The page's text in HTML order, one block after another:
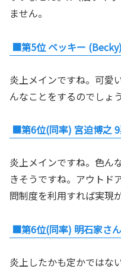
ません。
■第5位 ベッキー
炎上メインですね。可愛
んなことをするのでしょ
■第6位(同率) 宮迫博之
炎上メインですね。色ん
きそうですね。アウトド
問制度を利用すれば実現
■第6位(同率) 明石家さ
炎上したかも定かではな